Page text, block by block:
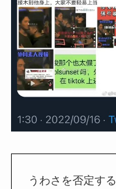
うわさを否定す